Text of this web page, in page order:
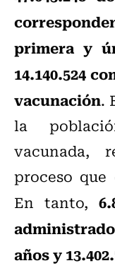
primera y
14.140.524
vacunación.
la
vacunada,
proceso
En tanto,
años y